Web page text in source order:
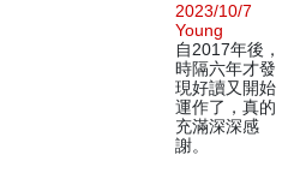
2023/10/7
Young
自2017年後，
時隔六年才發
現好讀又開始
運作了，真的
充滿深深感
謝。